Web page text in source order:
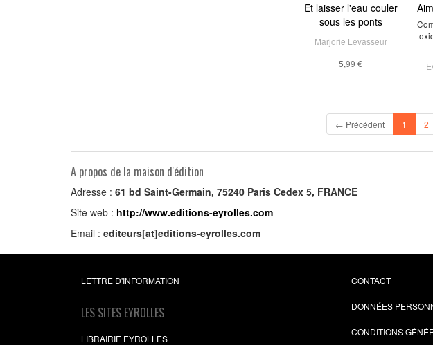
Et laisser l'eau couler
sous les ponts
Marjorie Levasseur
5,99 €
← Précédent 1 (current)
2
A propos de la maison d'édition
Adresse : 61 bd Saint-Germain, 75240 Paris Cedex 5, FRANCE
Site web : http://www.editions-eyrolles.com
Email : editeurs[at]editions-eyrolles.com
LETTRE D'INFORMATION
LES SITES EYROLLES
LIBRAIRIE EYROLLES
CONTACT
DONNÉES
CONDITIONS